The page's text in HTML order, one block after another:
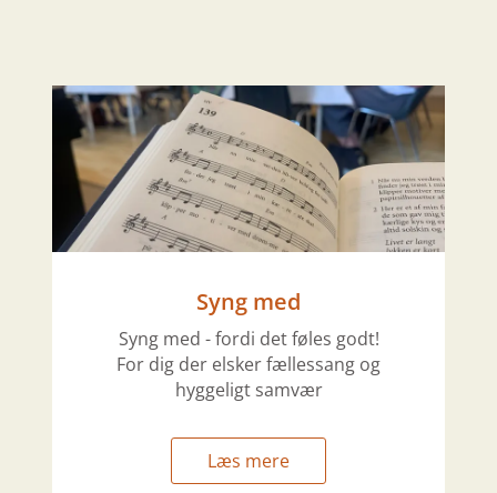
Syng med
Syng med - fordi det føles godt!
For dig der elsker fællessang og
hyggeligt samvær
Læs mere